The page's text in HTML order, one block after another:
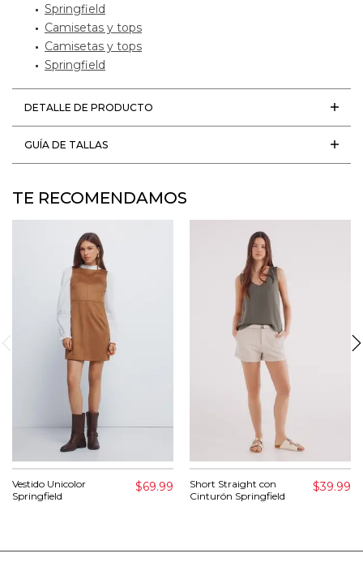
Springfield
Camisetas y tops
Camisetas y tops
Springfield
DETALLE DE PRODUCTO
GUÍA DE TALLAS
TE RECOMENDAMOS
Vestido Unicolor
Springfield
$69.99
Short Straight con
Cinturón Springfield
$39.99